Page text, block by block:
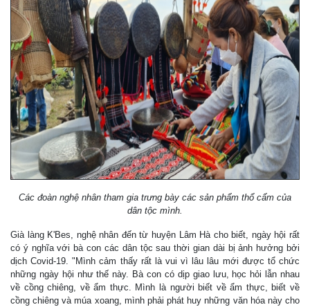
Các đoàn nghệ nhân tham gia trưng bày các sản phẩm thổ cẩm của
dân tộc mình.
Già làng K'Bes, nghệ nhân đến từ huyện Lâm Hà cho biết, ngày hội rất
có ý nghĩa với bà con các dân tộc sau thời gian dài bị ảnh hưởng bởi
dịch Covid-19. "Mình cảm thấy rất là vui vì lâu lâu mới được tổ chức
những ngày hội như thế này. Bà con có dịp giao lưu, học hỏi lẫn nhau
về cồng chiêng, về ẩm thực. Mình là người biết về ẩm thực, biết về
cồng chiêng và múa xoang, mình phải phát huy những văn hóa này cho